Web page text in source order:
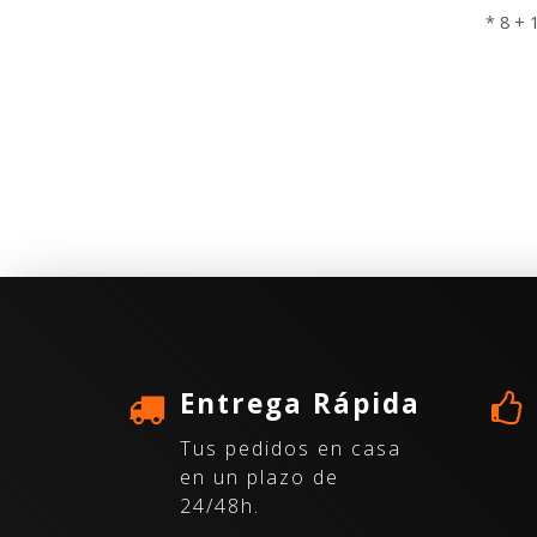
* 8 +
Entrega Rápida
Tus pedidos en casa
en un plazo de
24/48h.